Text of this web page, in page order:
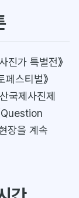
진가 특별전》
스티벌》
국제사진제
Question
장을 계속